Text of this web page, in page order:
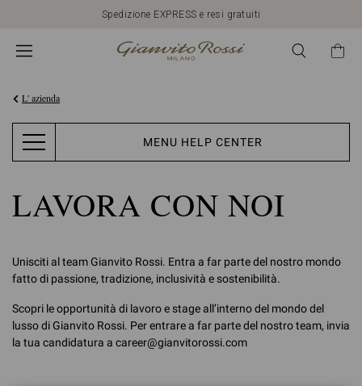
Spedizione EXPRESS e resi gratuiti
L' azienda
MENU HELP CENTER
LAVORA CON NOI
Unisciti al team Gianvito Rossi. Entra a far parte del nostro mondo
fatto di passione, tradizione, inclusività e sostenibilità.
Scopri le opportunità di lavoro e stage all’interno del mondo del
lusso di Gianvito Rossi. Per entrare a far parte del nostro team, invia
la tua candidatura a career@gianvitorossi.com